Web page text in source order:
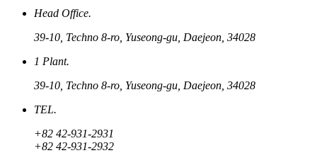
Head Office.
39-10, Techno 8-ro, Yuseong-gu, Daejeon, 34028
1 Plant.
39-10, Techno 8-ro, Yuseong-gu, Daejeon, 34028
TEL.
+82 42-931-2931
+82 42-931-2932